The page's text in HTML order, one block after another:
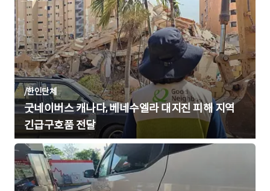
/한인단체
굿네이버스 캐나다, 베네수엘라 대지진 피해 지역
긴급구호품 전달